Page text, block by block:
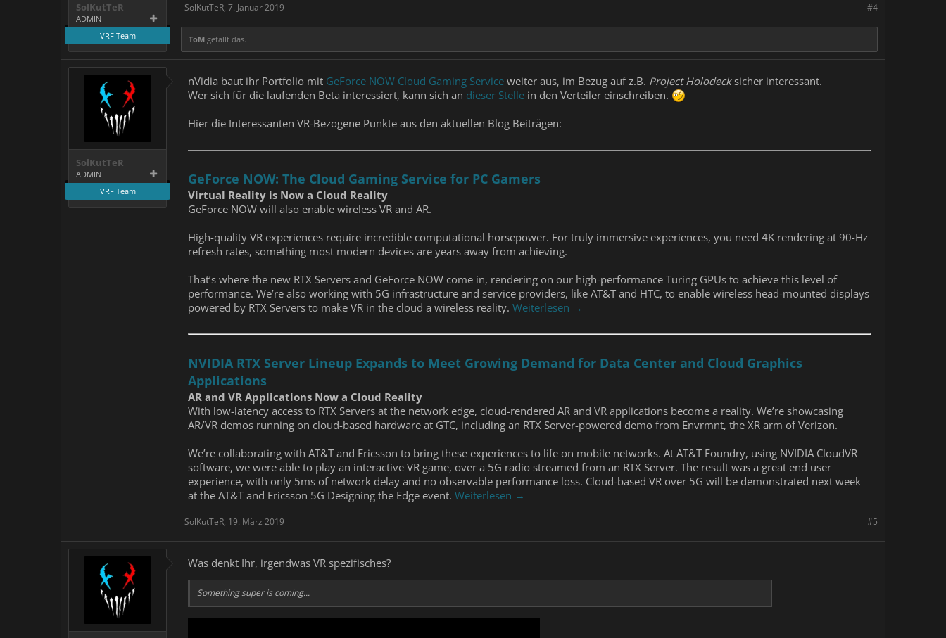
SolKutTeR
ADMIN
VRF Team
#4
SolKutTeR, 7. Januar 2019
ToM gefällt das.
SolKutTeR
ADMIN
VRF Team
nVidia baut ihr Portfolio mit GeForce NOW Cloud Gaming Service weiter aus, im Bezug auf z.B. Project Holodecksicher interessant.
Wer sich für die laufenden Beta interessiert, kann sich an dieser Stelle in den Verteiler einschreiben.
Hier die Interessanten VR-Bezogene Punkte aus den aktuellen Blog Beiträgen:
GeForce NOW: The Cloud Gaming Service for PC Gamers
Virtual Reality is Now a Cloud Reality
GeForce NOW will also enable wireless VR and AR.
High-quality VR experiences require incredible computational horsepower. For truly immersive experiences, you need 4K rendering at 90-Hz
refresh rates, something most modern devices are years away from achieving.
That’s where the new RTX Servers and GeForce NOW come in, rendering on our high-performance Turing GPUs to achieve this level of
performance. We’re also working with 5G infrastructure and service providers, like AT&T and HTC, to enable wireless head-mounted displays
powered by RTX Servers to make VR in the cloud a wireless reality. Weiterlesen →
NVIDIA RTX Server Lineup Expands to Meet Growing Demand for Data Center and Cloud Graphics
Applications
AR and VR Applications Now a Cloud Reality
With low-latency access to RTX Servers at the network edge, cloud-rendered AR and VR applications become a reality. We’re showcasing
AR/VR demos running on cloud-based hardware at GTC, including an RTX Server-powered demo from Envrmnt, the XR arm of Verizon.
We’re collaborating with AT&T and Ericsson to bring these experiences to life on mobile networks. At AT&T Foundry, using NVIDIA CloudVR
software, we were able to play an interactive VR game, over a 5G radio streamed from an RTX Server. The result was a great end user
experience, with only 5ms of network delay and no observable performance loss. Cloud-based VR over 5G will be demonstrated next week
at the AT&T and Ericsson 5G Designing the Edge event. Weiterlesen →
#5
SolKutTeR, 19. März 2019
Was denkt Ihr, irgendwas VR spezifisches?
Something super is coming...